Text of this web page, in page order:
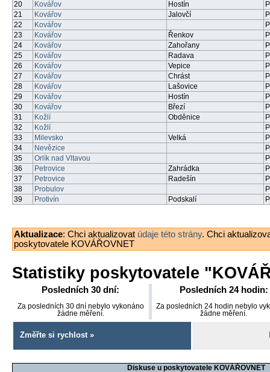
20
Kovářov Hostín
21
Kovářov Jalovčí
22
Kovářov
23
Kovářov Řenkov
24
Kovářov Zahořany
25
Kovářov Radava
26
Kovářov Vepice
27
Kovářov Chrást
28
Kovářov Lašovice
29
Kovářov Hostín
30
Kovářov Březí
31
Kožlí Obděnice
32
Kožlí
33
Milevsko Velká
34
Nevězice
35
Orlík nad Vltavou
36
Petrovice Zahrádka
37
Petrovice Radešín
38
Probulov
39
Protivín Podskalí
Aktualizace: Chci aktualizovat údaje této strány. Chci
poskytovatele KOVÁŘOVNET
Statistiky poskytovatele "
Posledních 30 dní:
Za posledních 30 dní nebylo vykonáno
žádne měření.
Posledních 24 hodin:
Za posledních 24 hodin nebylo
žádne měření.
Změřte si rychlost »
Diskuse u poskytovatele KOVÁŘOVNET